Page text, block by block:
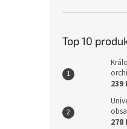
Top 10
239
278